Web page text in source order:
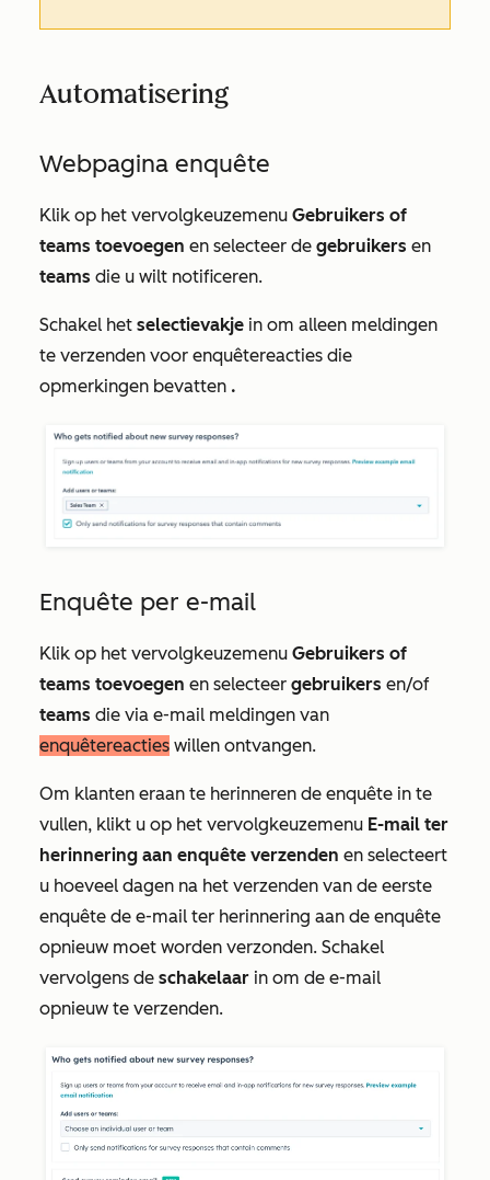
Automatisering
Webpagina enquête
Klik op het vervolgkeuzemenu Gebruikers of
teams toevoegen en selecteer de gebruikers en
teams die u wilt notificeren.
Schakel het selectievakje in om alleen meldingen
te verzenden voor enquêtereacties die
opmerkingen bevatten .
Enquête per e-mail
Klik op het vervolgkeuzemenu Gebruikers of
teams toevoegen en selecteer gebruikers en/of
teams die via e-mail meldingen van
enquêtereacties willen ontvangen.
Om klanten eraan te herinneren de enquête in te
vullen, klikt u op het vervolgkeuzemenu E-mail ter
herinnering aan enquête verzenden en selecteert
u hoeveel dagen na het verzenden van de eerste
enquête de e-mail ter herinnering aan de enquête
opnieuw moet worden verzonden. Schakel
vervolgens de schakelaar in om de e-mail
opnieuw te verzenden.